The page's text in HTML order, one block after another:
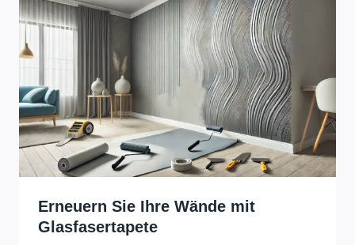
Erneuern Sie Ihre Wände mit
Glasfasertapete